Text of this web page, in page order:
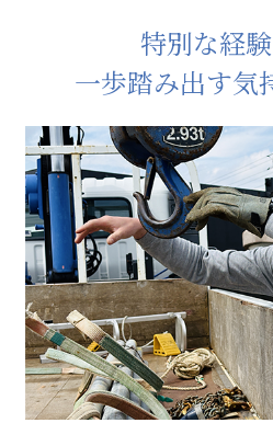
特別な経
一歩踏み出す気